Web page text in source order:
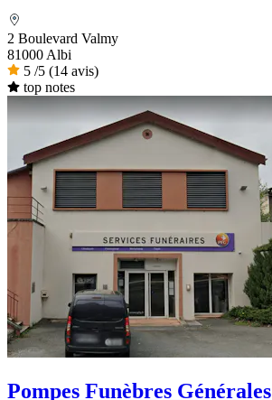
2 Boulevard Valmy
81000 Albi
5 /5 (14 avis)
top notes
Pompes Funèbres Générales